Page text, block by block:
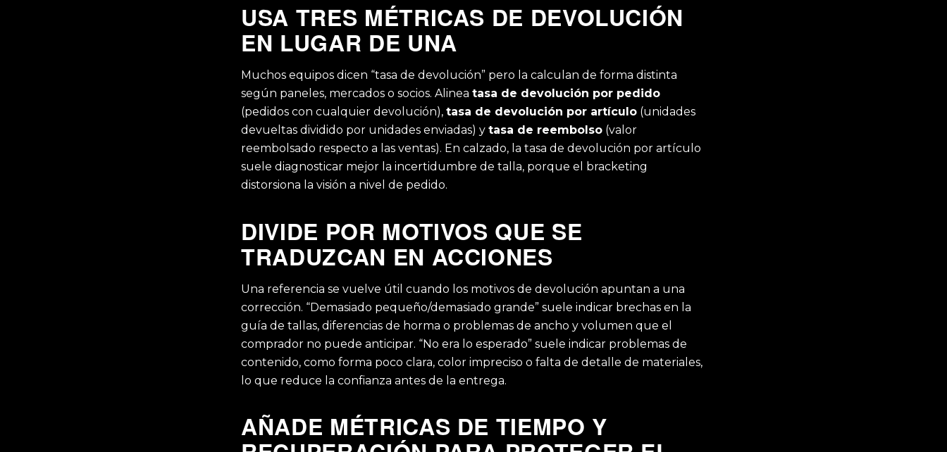
USA TRES MÉTRICAS DE DEVOLUCIÓN
EN LUGAR DE UNA
Muchos equipos dicen “tasa de devolución” pero la calculan de forma distinta
según paneles, mercados o socios. Alineatasa de devolución por pedido
(pedidos con cualquier devolución),tasa de devolución por artículo (unidades
devueltas dividido por unidades enviadas) ytasa de reembolso (valor
reembolsado respecto a las ventas). En calzado, la tasa de devolución por artículo
suele diagnosticar mejor la incertidumbre de talla, porque el bracketing
distorsiona la visión a nivel de pedido.
DIVIDE POR MOTIVOS QUE SE
TRADUZCAN EN ACCIONES
Una referencia se vuelve útil cuando los motivos de devolución apuntan a una
corrección. “Demasiado pequeño/demasiado grande” suele indicar brechas en la
guía de tallas, diferencias de horma o problemas de ancho y volumen que el
comprador no puede anticipar. “No era lo esperado” suele indicar problemas de
contenido, como forma poco clara, color impreciso o falta de detalle de materiales,
lo que reduce la confianza antes de la entrega.
AÑADE MÉTRICAS DE TIEMPO Y